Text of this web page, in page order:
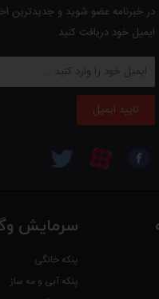
و کنترل از راه دور،
در خبرنامه عضو شوید و جدیدترین
ایمیل خود دریافت کنید
تایید ایمیل
سرمایش
پنکه خانگی
پنکه آبی و مه ساز